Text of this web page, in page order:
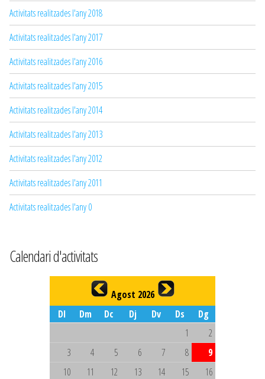
Activitats realitzades l'any 2018
Activitats realitzades l'any 2017
Activitats realitzades l'any 2016
Activitats realitzades l'any 2015
Activitats realitzades l'any 2014
Activitats realitzades l'any 2013
Activitats realitzades l'any 2012
Activitats realitzades l'any 2011
Activitats realitzades l'any 0
Calendari d'activitats
Agost 2026
Dl
Dm Dc Dj Dv Ds
Dg
1
2
3
4 5 6 7 8
9
10
11 12 13 14 15
16